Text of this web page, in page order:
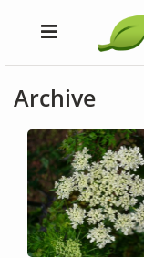
Archive